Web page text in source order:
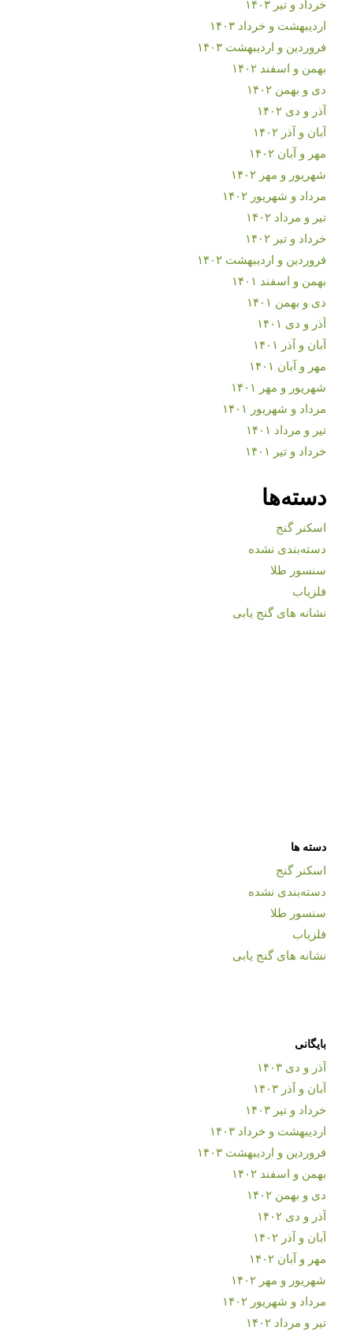
خرداد و تیر ۱۴۰۳
اردیبهشت و خرداد ۱۴۰۳
فروردین و اردیبهشت ۱۴۰۳
بهمن و اسفند ۱۴۰۲
دی و بهمن ۱۴۰۲
آذر و دی ۱۴۰۲
آبان و آذر ۱۴۰۲
مهر و آبان ۱۴۰۲
شهریور و مهر ۱۴۰۲
مرداد و شهریور ۱۴۰۲
تیر و مرداد ۱۴۰۲
خرداد و تیر ۱۴۰۲
فروردین و اردیبهشت ۱۴۰۲
بهمن و اسفند ۱۴۰۱
دی و بهمن ۱۴۰۱
آذر و دی ۱۴۰۱
آبان و آذر ۱۴۰۱
مهر و آبان ۱۴۰۱
شهریور و مهر ۱۴۰۱
مرداد و شهریور ۱۴۰۱
تیر و مرداد ۱۴۰۱
خرداد و تیر ۱۴۰۱
دسته‌ها
اسکنر گنج
دسته‌بندی نشده
سنسور طلا
فلزیاب
نشانه های گنج یابی
دسته ها
اسکنر گنج
دسته‌بندی نشده
سنسور طلا
فلزیاب
نشانه های گنج یابی
بایگانی
آذر و دی ۱۴۰۳
آبان و آذر ۱۴۰۳
خرداد و تیر ۱۴۰۳
اردیبهشت و خرداد ۱۴۰۳
فروردین و اردیبهشت ۱۴۰۳
بهمن و اسفند ۱۴۰۲
دی و بهمن ۱۴۰۲
آذر و دی ۱۴۰۲
آبان و آذر ۱۴۰۲
مهر و آبان ۱۴۰۲
شهریور و مهر ۱۴۰۲
مرداد و شهریور ۱۴۰۲
تیر و مرداد ۱۴۰۲